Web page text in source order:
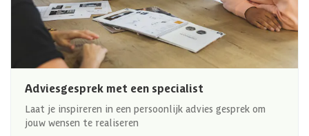
Adviesgesprek met een specialist
Laat je inspireren in een persoonlijk advies gesprek om
jouw wensen te realiseren